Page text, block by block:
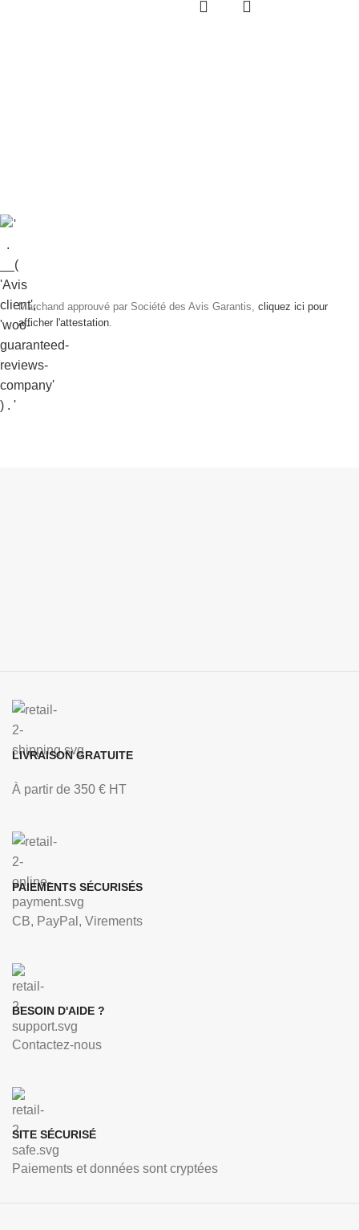
Marchand approuvé par Société des Avis Garantis, cliquez ici pour
afficher l'attestation
LIVRAISON GRATUITE
À partir de 350 € HT
PAIEMENTS SÉCURISÉS
CB, PayPal, Virements
BESOIN D'AIDE ?
Contactez-nous
SITE SÉCURISÉ
Paiements et données sont cryptées